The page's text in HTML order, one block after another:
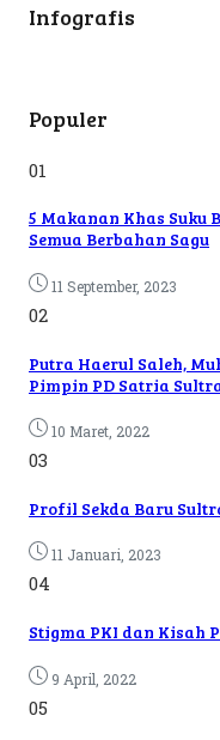
Infografis
Populer
01
5 Makanan Khas Suku
Semua Berbahan Sagu
11 September, 2023
02
Putra Haerul Saleh,
Pimpin PD Satria
10 Maret, 2022
03
Profil Sekda Baru
11 Januari, 2023
04
Stigma PKI dan Kisah
9 April, 2022
05